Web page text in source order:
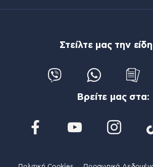
Στείλτε μας την
Βρείτε μας στα: